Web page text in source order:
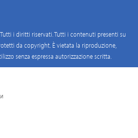
Tutti i diritti riservati. Tutti i contenuti presenti su
da copyright. È vietata la riproduzione,
senza espressa autorizzazione scritta.